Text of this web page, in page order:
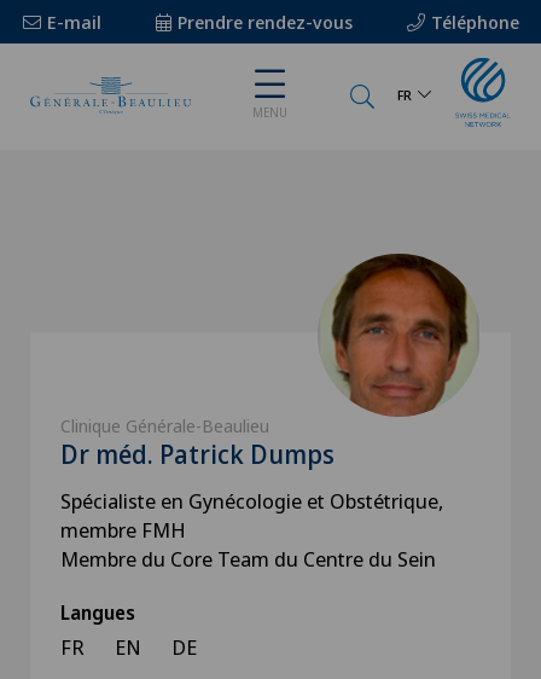
E-mail Prendre rendez-vous Téléphone
MENU
FR
Clinique Générale-Beaulieu
Dr méd. Patrick Dumps
Spécialiste en Gynécologie et Obstétrique,
membre FMH
Membre du Core Team du Centre du Sein
Langues
FR EN DE